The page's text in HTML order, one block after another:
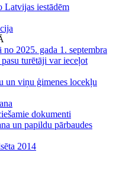
Latvijas iestādēm
2025. gada 1. septembra
turētāji var ieceļot
un viņu ģimenes locekļu
dokumenti
un papildu pārbaudes
2014